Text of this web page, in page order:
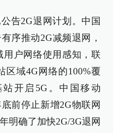
告2G退网计划。中国
序推动2G减频退网，
用户网络使用感知，联
区域4G网络的100%覆
站开启5G。中国移动
前停止新增2G物联网
明确了加快2G/3G退网